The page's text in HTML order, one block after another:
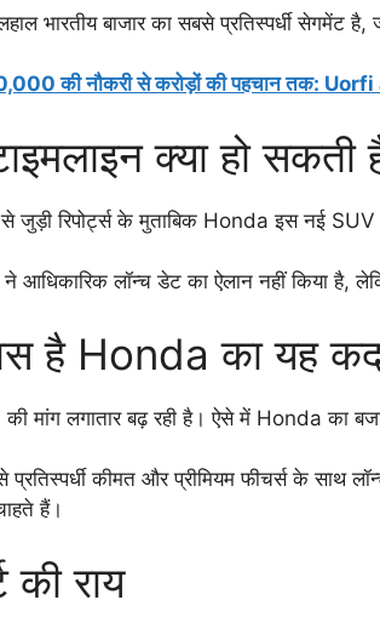
भारतीय बाजार का सबसे प्रतिस्पर्धी सेगमेंट
की नौकरी से करोड़ों की पहचान तक: Uorfi
क्या हो सकती
जुड़ी रिपोर्ट्स के मुताबिक Honda इस नई SUV
ने आधिकारिक लॉन्च डेट का ऐलान नहीं किया है,
है Honda का यह
की मांग लगातार बढ़ रही है। ऐसे में Honda का
कीमत और प्रीमियम फीचर्स के साथ
हैं।
की राय